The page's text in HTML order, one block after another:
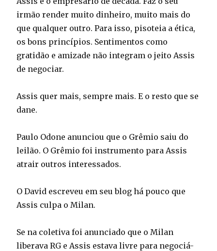
irmão render muito dinheiro, muito mais do
que qualquer outro. Para isso, pisoteia a ética,
os bons princípios. Sentimentos como
gratidão e amizade não integram o jeito Assis
de negociar.
Assis quer mais, sempre mais. E o resto que se
dane.
Paulo Odone anunciou que o Grêmio saiu do
leilão. O Grêmio foi instrumento para Assis
atrair outros interessados.
O David escreveu em seu blog há pouco que
Assis culpa o Milan.
Se na coletiva foi anunciado que o Milan
liberava RG e Assis estava livre para negociá-